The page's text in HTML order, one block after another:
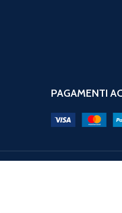
PAGAMENTI